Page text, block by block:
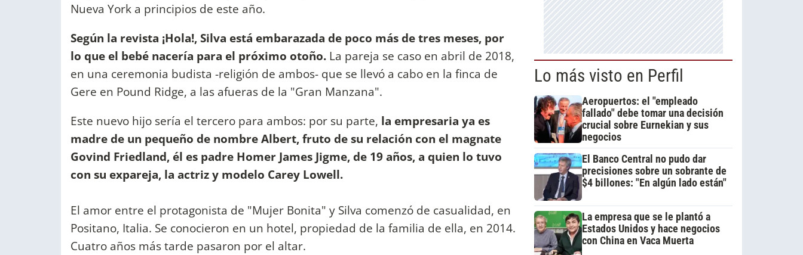
Nueva York a principios de este año.
Según la revista ¡Hola!, Silva está embarazada de poco más de tres meses, por
lo que el bebé nacería para el próximo otoño. La pareja se caso en abril de 2018,
en una ceremonia budista -religión de ambos- que se llevó a cabo en la finca de
Gere en Pound Ridge, a las afueras de la "Gran Manzana".
Este nuevo hijo sería el tercero para ambos: por su parte, la empresaria ya es
madre de un pequeño de nombre Albert, fruto de su relación con el magnate
Govind Friedland, él es padre Homer James Jigme, de 19 años, a quien lo tuvo
con su expareja, la actriz y modelo Carey Lowell.
El amor entre el protagonista de "Mujer Bonita" y Silva comenzó de casualidad, en
Positano, Italia. Se conocieron en un hotel, propiedad de la familia de ella, en 2014.
Cuatro años más tarde pasaron por el altar.
Lo más visto en Perfil
Aeropuertos: el "empleado
fallado" debe tomar una decisión
crucial sobre Eurnekian y sus
negocios
El Banco Central no pudo dar
precisiones sobre un sobrante de
$4 billones: "En algún lado están"
La empresa que se le plantó a
Estados Unidos y hace negocios
con China en Vaca Muerta